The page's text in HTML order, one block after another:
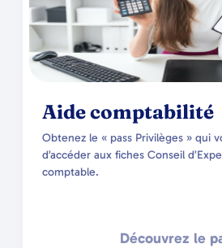
Aide comptabilité
Obtenez le « pass Privilèges » qui
d’accéder aux fiches Conseil
comptable.
Découvrez le